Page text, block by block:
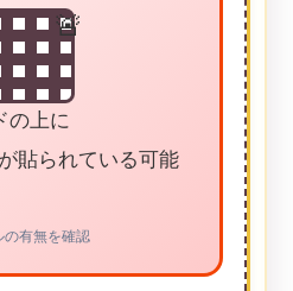
の上に
が貼られている可能
有無を確認